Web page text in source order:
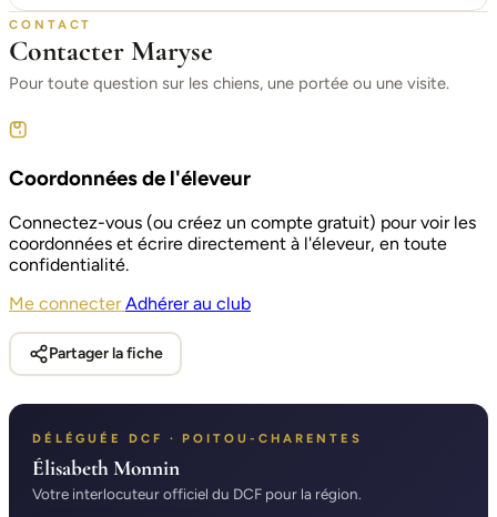
CONTACT
Contacter Maryse
Pour toute question sur les chiens, une portée ou une visite.
Coordonnées de l'éleveur
Connectez-vous (ou créez un compte gratuit) pour voir les
coordonnées et écrire directement à l'éleveur, en toute
confidentialité.
Me connecterAdhérer au club
Partager la fiche
DÉLÉGUÉE DCF · POITOU-CHARENTES
Élisabeth Monnin
Votre interlocuteur officiel du DCF pour la région.